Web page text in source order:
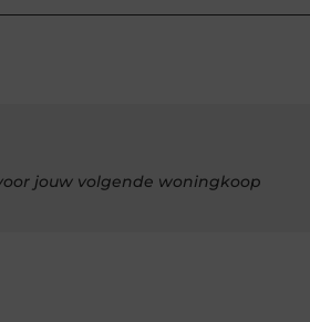
jouw volgende woningkoop